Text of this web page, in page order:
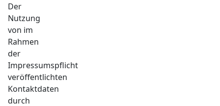
Der
Nutzung
von im
Rahmen
der
Impressumspflicht
veröffentlichten
Kontaktdaten
durch